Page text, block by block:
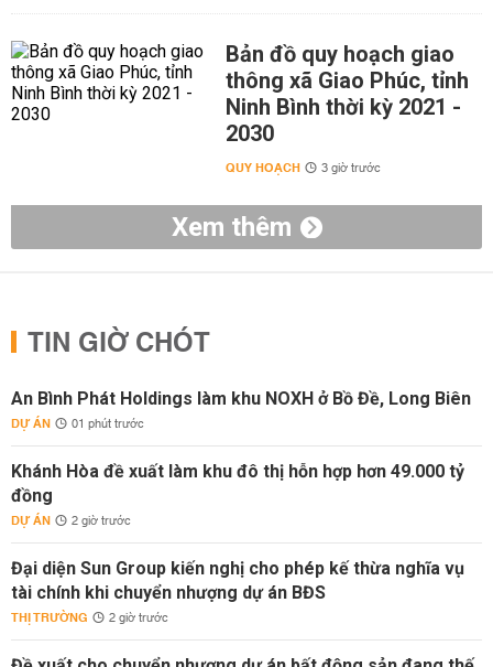
Bản đồ quy hoạch giao
thông xã Giao Phúc, tỉnh
Ninh Bình thời kỳ 2021 -
2030
QUY HOẠCH 3 giờ trước
Xem thêm
TIN GIỜ CHÓT
An Bình Phát Holdings làm khu NOXH ở Bồ Đề, Long Biên
DỰ ÁN 01 phút trước
Khánh Hòa đề xuất làm khu đô thị hỗn hợp hơn 49.000 tỷ
đồng
DỰ ÁN 2 giờ trước
Đại diện Sun Group kiến nghị cho phép kế thừa nghĩa vụ
tài chính khi chuyển nhượng dự án BĐS
THỊ TRƯỜNG 2 giờ trước